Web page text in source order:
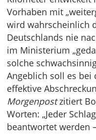
Vorhaben mit
wird wahrscheinlich
Deutschlands nie
im Ministerium
solche
Angeblich soll es bei
effektive
Morgenpostzitiert
Worten: „Jeder
beantwortet werden